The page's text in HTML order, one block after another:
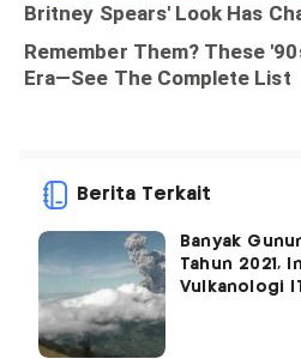
Berita Terkait
Banyak
Tahun 2021,
Vulkanologi